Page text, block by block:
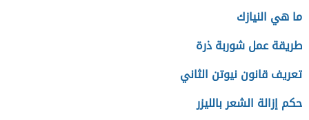
ما هي النيازك
طريقة عمل شوربة ذرة
تعريف قانون نيوتن الثاني
حكم إزالة الشعر بالليزر